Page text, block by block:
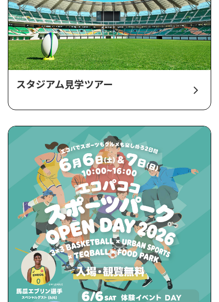
スタジアム見学ツアー